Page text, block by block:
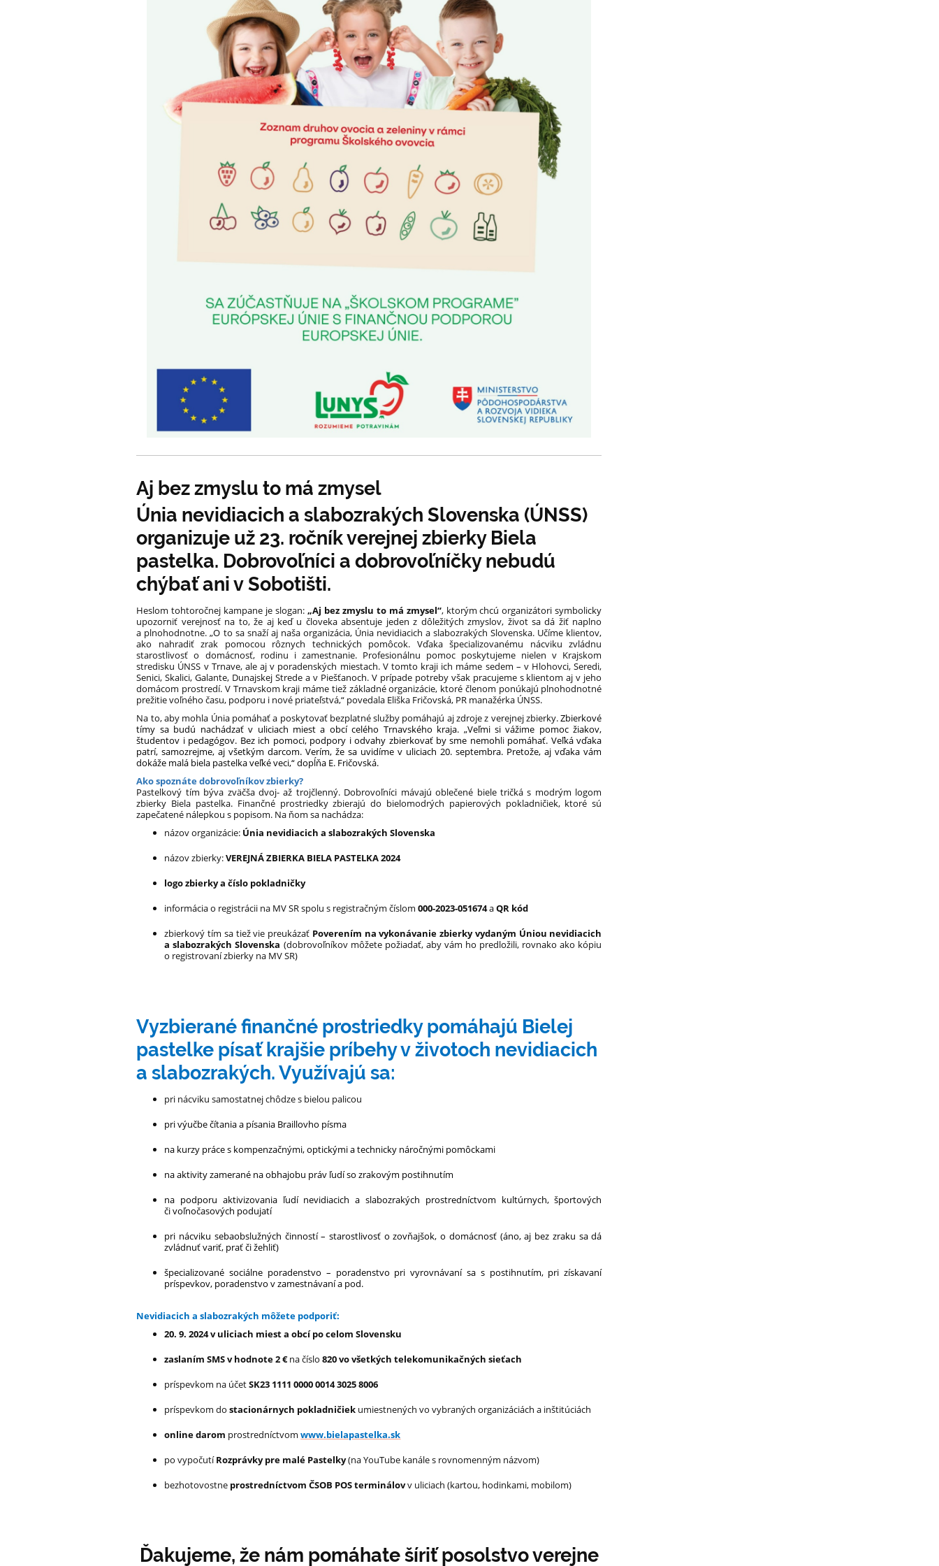
Aj bez zmyslu to má zmysel
Únia nevidiacich a slabozrakých Slovenska (ÚNSS)
organizuje už 23. ročník verejnej zbierky Biela
pastelka. Dobrovoľníci a dobrovoľníčky nebudú
chýbať ani v Sobotišti.
Heslom tohtoročnej kampane je slogan: „Aj bez zmyslu to má zmysel“, ktorým chcú organizátori symbolicky
upozorniť verejnosť na to, že aj keď u človeka absentuje jeden z dôležitých zmyslov, život sa dá žiť naplno
a plnohodnotne. „O to sa snaží aj naša organizácia, Únia nevidiacich a slabozrakých Slovenska. Učíme klientov,
ako nahradiť zrak pomocou rôznych technických pomôcok. Vďaka špecializovanému nácviku zvládnu
starostlivosť o domácnosť, rodinu i zamestnanie. Profesionálnu pomoc poskytujeme nielen v Krajskom
stredisku ÚNSS v Trnave, ale aj v poradenských miestach. V tomto kraji ich máme sedem – v Hlohovci, Seredi,
Senici, Skalici, Galante, Dunajskej Strede a v Piešťanoch. V prípade potreby však pracujeme s klientom aj v jeho
domácom prostredí. V Trnavskom kraji máme tiež základné organizácie, ktoré členom ponúkajú plnohodnotné
prežitie voľného času, podporu i nové priateľstvá,“ povedala Eliška Fričovská, PR manažérka ÚNSS.
Na to, aby mohla Únia pomáhať a poskytovať bezplatné služby pomáhajú aj zdroje z verejnej zbierky.Zbierkové
tímy sa budú nachádzať v uliciach miest a obcí celého Trnavského kraja. „Veľmi si vážime pomoc žiakov,
študentov i pedagógov. Bez ich pomoci, podpory i odvahy zbierkovať by sme nemohli pomáhať. Veľká vďaka
patrí, samozrejme, aj všetkým darcom. Verím, že sa uvidíme v uliciach 20. septembra. Pretože, aj vďaka vám
dokáže malá biela pastelka veľké veci,“ dopĺňa E. Fričovská.
Ako spoznáte dobrovoľníkov zbierky?
Pastelkový tím býva zväčša dvoj- až trojčlenný. Dobrovoľníci mávajú oblečené biele tričká s modrým logom
zbierky Biela pastelka. Finančné prostriedky zbierajú do bielomodrých papierových pokladničiek, ktoré sú
zapečatené nálepkou s popisom. Na ňom sa nachádza:
názov organizácie: Únia nevidiacich a slabozrakých Slovenska
názov zbierky:VEREJNÁ ZBIERKA BIELA PASTELKA 2024
logo zbierky a číslo pokladničky
informácia o registrácii na MV SR spolu s registračným číslom000-2023-051674aQR kód
zbierkový tím sa tiež vie preukázať Poverením na vykonávanie zbierky vydaným Úniou nevidiacich
a slabozrakých Slovenska (dobrovoľníkov môžete požiadať, aby vám ho predložili, rovnako ako kópiu
o registrovaní zbierky na MV SR)
Vyzbierané finančné prostriedky pomáhajú Bielej
pastelke písať krajšie príbehy v životoch nevidiacich
a slabozrakých. Využívajú sa:
pri nácviku samostatnej chôdze s bielou palicou
pri výučbe čítania a písania Braillovho písma
na kurzy práce s kompenzačnými, optickými a technicky náročnými pomôckami
na aktivity zamerané na obhajobu práv ľudí so zrakovým postihnutím
na podporu aktivizovania ľudí nevidiacich a slabozrakých prostredníctvom kultúrnych, športových
či voľnočasových podujatí
pri nácviku sebaobslužných činností – starostlivosť o zovňajšok, o domácnosť (áno, aj bez zraku sa dá
zvládnuť variť, prať či žehliť)
špecializované sociálne poradenstvo – poradenstvo pri vyrovnávaní sa s postihnutím, pri získavaní
príspevkov, poradenstvo v zamestnávaní a pod.
Nevidiacich a slabozrakých môžete podporiť:
20. 9. 2024 v uliciach miest a obcí po celom Slovensku
zaslaním SMS v hodnote 2 €na číslo 820 vo všetkých telekomunikačných sieťach
príspevkom na účetSK23 1111 0000 0014 3025 8006
príspevkom dostacionárnych pokladničiek umiestnených vo vybraných organizáciách a inštitúciách
online darom prostredníctvom www.bielapastelka.sk
po vypočutíRozprávky pre malé Pastelky(na YouTube kanále s rovnomenným názvom)
bezhotovostne prostredníctvom ČSOB POS terminálovv uliciach (kartou, hodinkami, mobilom)
Ďakujeme, že nám pomáhate šíriť posolstvo verejne